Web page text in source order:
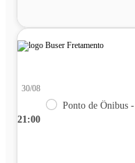
21:00
30/08
Ponto de Ônibus